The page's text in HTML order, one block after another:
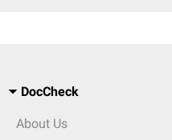
DocCheck
About Us